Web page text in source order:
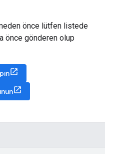
önce lütfen listede
önce gönderen olup